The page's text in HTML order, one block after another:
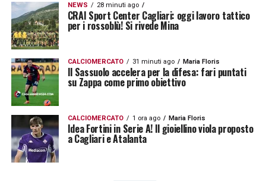
NEWS 28 minuti ago
CRAI Sport Center Cagliari: oggi lavoro tattico
per i rossoblù! Si rivede Mina
CALCIOMERCATO 31 minuti ago Maria Floris
Il Sassuolo accelera per la difesa: fari puntati
su Zappa come primo obiettivo
CALCIOMERCATO 1 ora ago Maria Floris
Idea Fortini in Serie A! Il gioiellino viola proposto
a Cagliari e Atalanta